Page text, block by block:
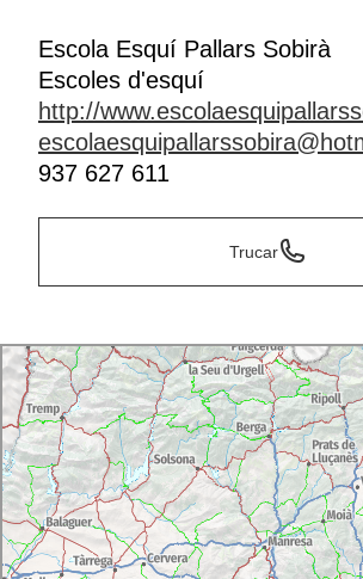
Escola Esquí Pallars Sobirà
Escoles d'esquí
http://
937 627 611
Trucar